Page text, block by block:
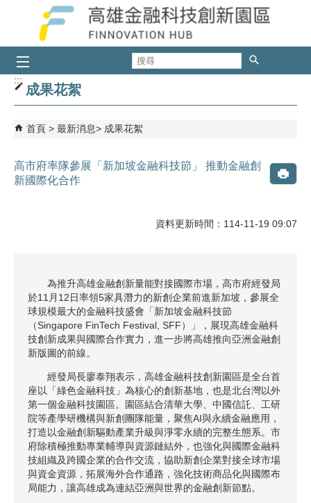
跳到主要內容區塊
:::
成果花絮
首頁 最新消息 成果花絮
高市府率隊參展「新加坡金融科技節」 推動金融創
新國際化合作
資料更新時間：114-11-19 09:07
為推升高雄金融創新量能對接國際市場，高市府經發局
於11月12日率領5家具潛力的新創企業前進新加坡，參展全
球規模最大的金融科技盛會「新加坡金融科技節
（Singapore FinTech Festival, SFF）」，展現高雄金融科
技創新成果與國際合作實力，進一步將高雄推向亞洲金融創
新版圖的前線。
經發局長廖泰翔表示，高雄金融科技創新園區是全台首
座以「綠色金融科技」為核心的創新基地，也是北台灣以外
第一個金融科技園區。園區結合清華大學、中國信託、工研
院等產學研機構與新創團隊能量，聚焦AI與永續金融應用，
打造以金融創新驅動產業升級與淨零永續的完整生態系。市
府除積極推動專業輔導與資源鏈結外，也強化與國際金融科
技組織及跨國企業的合作交流，協助新創企業對接全球市場
與資金資源，拓展海外合作通路，強化技術商品化與國際布
局能力，讓高雄成為連結亞洲與世界的金融創新節點。